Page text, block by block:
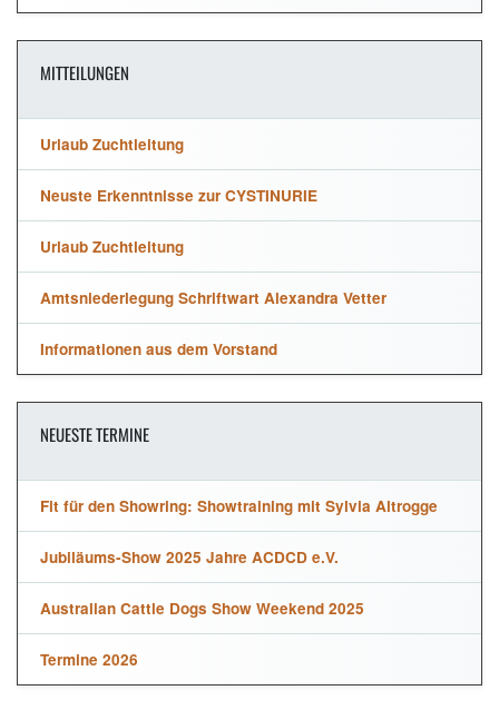
MITTEILUNGEN
Urlaub Zuchtleitung
Neuste Erkenntnisse zur CYSTINURIE
Urlaub Zuchtleitung
Amtsniederlegung Schriftwart Alexandra Vetter
Informationen aus dem Vorstand
NEUESTE TERMINE
Fit für den Showring: Showtraining mit Sylvia Altrogge
Jubiläums-Show 2025 Jahre ACDCD e.V.
Australian Cattle Dogs Show Weekend 2025
Termine 2026